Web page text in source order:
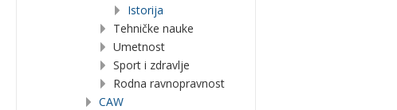
Istorija
Tehničke nauke
Umetnost
Sport i zdravlje
Rodna ravnopravnost
CAW